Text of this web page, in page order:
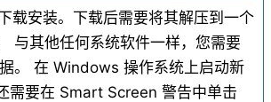
载安装。下载后需要将其解压到一个
与其他任何系统软件一样，您需要
。 在 Windows 操作系统上启动新
需要在 Smart Screen 警告中单击